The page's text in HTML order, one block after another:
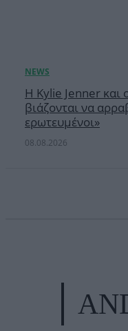
Η Kylie Jenner και
βιάζονται να
ερωτευμένοι»
08.08.2026